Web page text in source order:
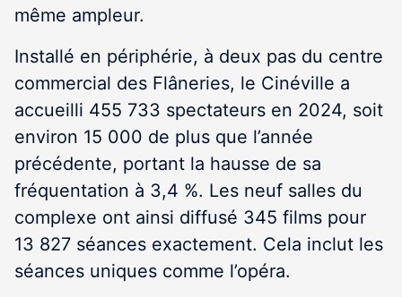
même ampleur.
Installé en périphérie, à deux pas du centre
commercial des Flâneries, le Cinéville a
accueilli 455 733 spectateurs en 2024, soit
environ 15 000 de plus que l’année
précédente, portant la hausse de sa
fréquentation à 3,4 %. Les neuf salles du
complexe ont ainsi diffusé 345 films pour
13 827 séances exactement. Cela inclut les
séances uniques comme l’opéra.